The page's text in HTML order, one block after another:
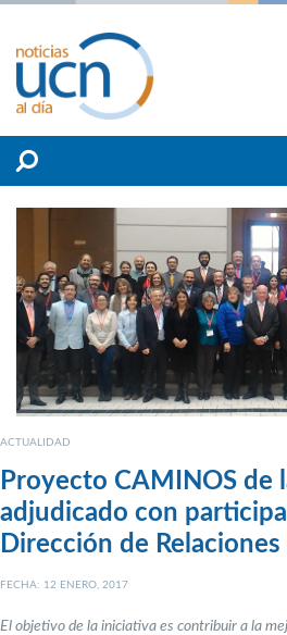
ACTUALIDAD
Proyecto CAMINOS de
adjudicado con
Dirección de
FECHA: 12 ENERO, 2017
El objetivo de la iniciativa es contribuir a la